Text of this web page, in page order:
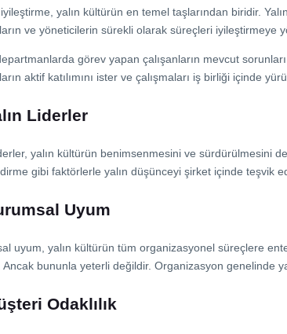
yalın kültürün en temel taşlarından biridir.
ve yöneticilerin sürekli olarak süreçleri iyileştirmeye
görev yapan çalışanların mevcut
aktif katılımını ister ve çalışmaları iş birliği içinde
Liderler
yalın kültürün benimsenmesini ve sürdürülmesini
gibi faktörlerle yalın düşünceyi şirket içinde teşvik
Uyum
uyum, yalın kültürün tüm organizasyonel süreçlere
Ancak bununla yeterli değildir. Organizasyon genelinde
Odaklılık